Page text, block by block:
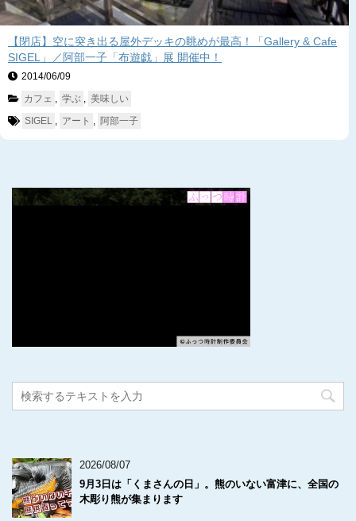
【閉店】空に突き出る屋外デッキの眺めが最高！「Gallery & Cafe
SIGEL」／阿部一子「布遊戯」展 開催中！
2014/06/09
カフェ
学ぶ
美味しい
SIGEL
アート 阿部一子
2026/08/07
9月3日は「くまさんの日」。熊のいない富津に、全国の
木彫り熊が集まります